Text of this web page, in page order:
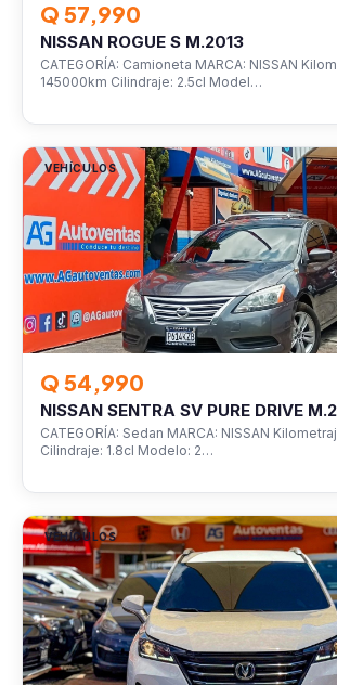
Q 57,990
NISSAN ROGUE S M.2013
CATEGORÍA: Camioneta MARCA: NISSAN
145000km Cilindraje: 2.5cl Model…
VEHÍCULOS
Q 54,990
NISSAN SENTRA SV PURE DRIVE
CATEGORÍA: Sedan MARCA: NISSAN
Cilindraje: 1.8cl Modelo: 2…
VEHÍCULOS